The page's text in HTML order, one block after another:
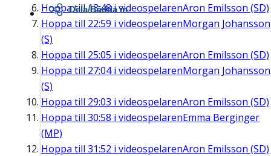
Hoppa till13:48i videospelarenAron Emilsson (SD)
Hoppa till 22:59 i videospelarenMorgan Johansson
(S)
Hoppa till 25:05 i videospelarenAron Emilsson (SD)
Hoppa till 27:04i videospelarenMorgan Johansson
(S)
Hoppa till 29:03 i videospelarenAron Emilsson (SD)
Hoppa till 30:58 i videospelarenEmma Berginger
(MP)
Hoppa till 31:52 i videospelarenAron Emilsson (SD)
Dela/Bädda in